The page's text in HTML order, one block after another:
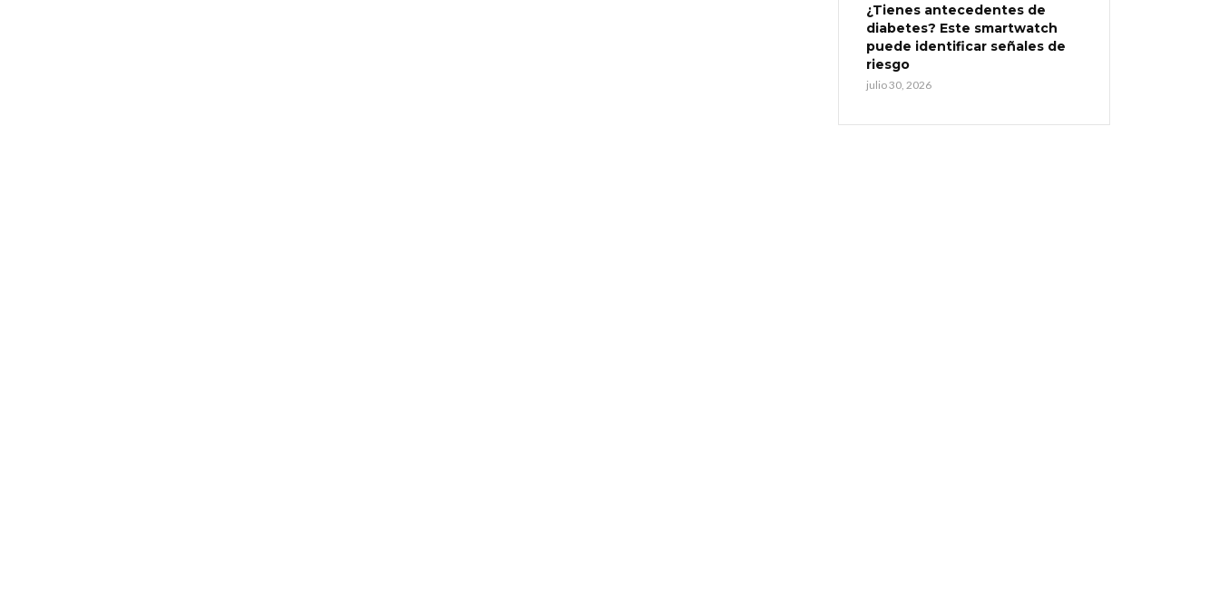
¿Tienes antecedentes de
diabetes? Este smartwatch
puede identificar señales de
riesgo
julio 30, 2026